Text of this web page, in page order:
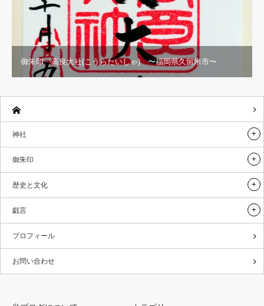
御朱印 高良大社(こうらたいしゃ) 〜福岡県久留米市〜
神社
御朱印
歴史と文化
戯言
プロフィール
お問い合わせ